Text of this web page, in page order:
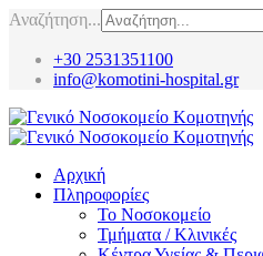
Αναζήτηση...
+30 2531351100
info@komotini-hospital.gr
Αρχική
Πληροφορίες
Το Νοσοκομείο
Τμήματα / Κλινικές